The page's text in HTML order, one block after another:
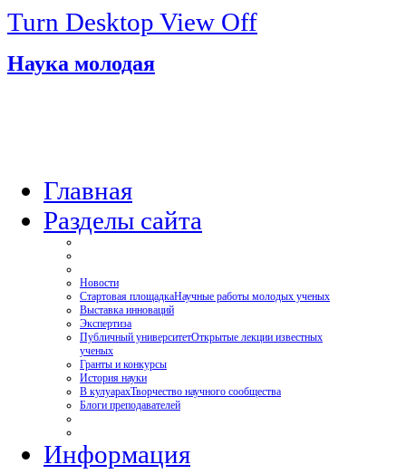
Turn Desktop View Off
Наука молодая
Главная
Разделы сайта
Новости
Стартовая площадкаНаучные работы молодых ученых
Выставка инноваций
Экспертиза
Публичный университетОткрытые лекции известных
ученых
Гранты и конкурсы
История науки
В кулуарахТворчество научного сообщества
Блоги преподавателей
Информация